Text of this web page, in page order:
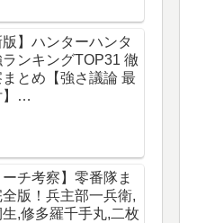
版】ハンターハンタ
ンキングTOP31 徹
まとめ【強さ議論 最
ーチ考察】零番隊ま
全版！兵主部一兵衛,
生,修多羅千手丸,二枚